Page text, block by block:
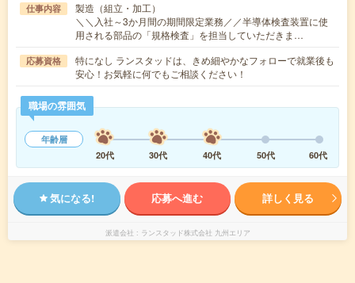
仕事内容
製造（組立・加工）
＼＼入社～3か月間の期間限定業務／／半導体検査装置に使
用される部品の「規格検査」を担当していただきま…
応募資格
特になし ランスタッドは、きめ細やかなフォローで就業後も
安心！お気軽に何でもご相談ください！
職場の雰囲気
年齢層
20代
30代 40代 50代 60代
気になる! 応募へ進む 詳しく見る
派遣会社 ランスタッド株式会社 九州エリア